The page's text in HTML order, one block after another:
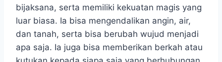
bijaksana, serta memiliki kekuatan magis yang
luar biasa. Ia bisa mengendalikan angin, air,
dan tanah, serta bisa berubah wujud menjadi
apa saja. Ia juga bisa memberikan berkah atau